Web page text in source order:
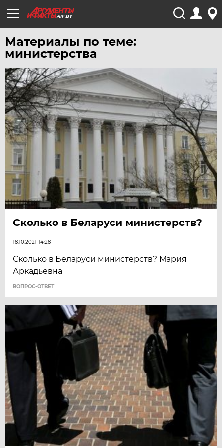
AIF.BY
Материалы по теме:
министерства
Сколько в Беларуси министерств?
18.10.2021 14:28
Сколько в Беларуси министерств? Мария
Аркадьевна
ВОПРОС-ОТВЕТ